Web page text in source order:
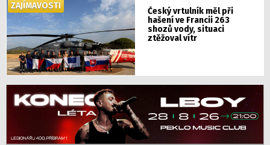
Český vrtulník měl při
hašení ve Francii 263
shozů vody, situaci
ztěžoval vítr
ZAJÍMAVOSTI